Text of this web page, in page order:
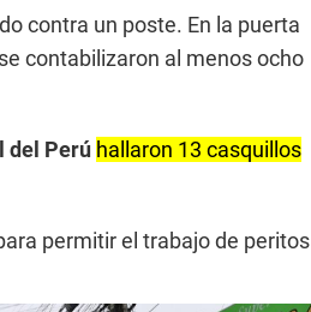
contra un poste. En la puerta
contabilizaron al menos ocho
del Perú hallaron 13 casquillos
permitir el trabajo de peritos